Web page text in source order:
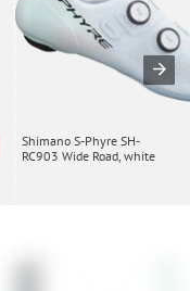
Shimano S-Phyre SH-
RC903 Wide Road, white